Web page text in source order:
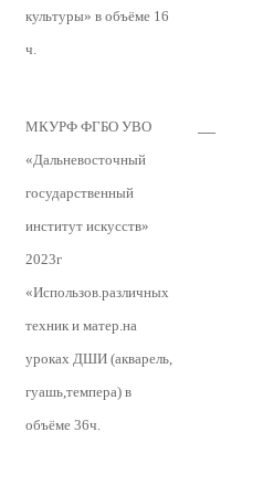
культуры» в объёме 16
ч.
МКУРФ ФГБО УВО
«Дальневосточный
государственный
институт искусств»
2023г
«Использов.различных
техник и матер.на
уроках ДШИ (акварель,
гуашь,темпера) в
объёме 36ч.